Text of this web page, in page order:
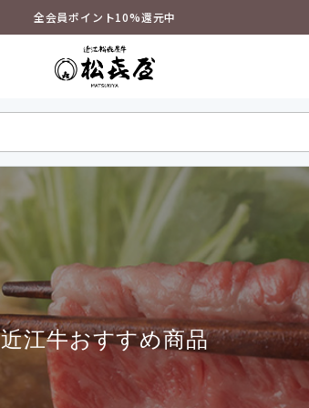
全会員ポイント10%還元中
近江牛おすすめ商品